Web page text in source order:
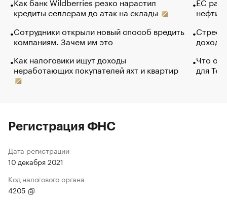
кредиты селлерам до атак на склады
Сотрудники открыли новый способ вредить
компаниям. Зачем им это
Как налоговики ищут доходы
неработающих покупателей яхт и квартир
нефти
Что
для
Регистрация ФНС
Дата регистрации
10 декабря 2021
Код налогового органа
4205